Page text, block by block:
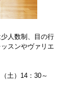
人数制、目の行
スンやヴァリエ
土）14：30～